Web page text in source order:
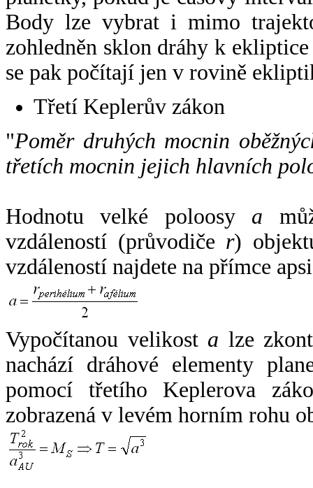
Body lze vybrat i mimo
zohledněn sklon dráhy k
se pak počítají jen v rovině
Třetí Keplerův zákon
"Poměr druhých mocnin
třetích mocnin jejich hlavních
Hodnotu velké poloosy a
vzdáleností (průvodiče r)
vzdáleností najdete na přímce
Vypočítanou velikost a lze
nachází dráhové elementy
pomocí třetího Keplerova
zobrazená v levém horním rohu